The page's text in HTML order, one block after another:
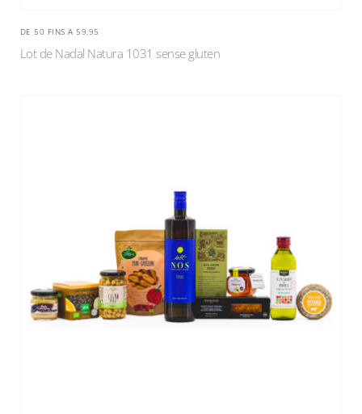
DE 50 FINS A 59,95
Lot de Nadal Natura 1031 sense gluten